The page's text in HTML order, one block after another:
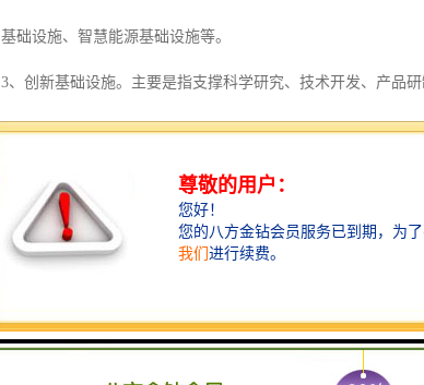
基础设施、智慧能源基础设施等。
3、创新基础设施。主要是指支撑科学研究、技术开发、产品
创新基础设施等。
“新基建”本质上是信息数字化的基础设施建设，它能支撑传
心、工业互联网的发展新机遇，数字经济撬动整体经济创新
行百业智慧消防行业新潜能，智慧消防产业创新是大势所趋，